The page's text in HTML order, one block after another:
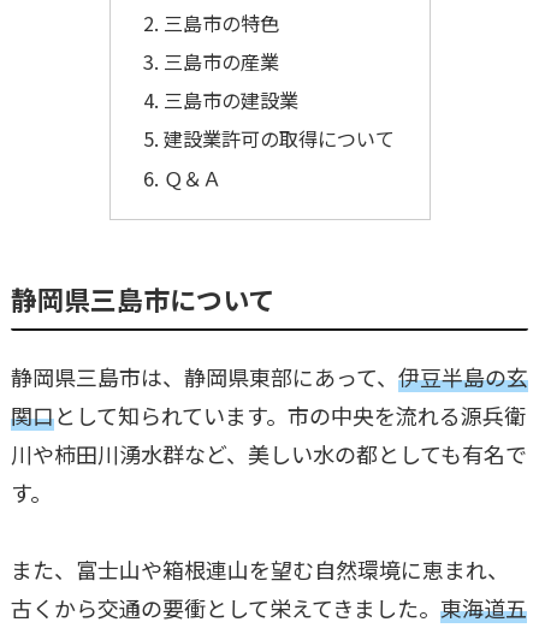
三島市の特色
三島市の産業
三島市の建設業
建設業許可の取得について
Ｑ＆Ａ
静岡県三島市について
静岡県三島市は、静岡県東部にあって、 伊豆半島の玄
関口として知られています。市の中央を流れる源兵衛
川や柿田川湧水群など、美しい水の都としても有名で
す。
また、富士山や箱根連山を望む自然環境に恵まれ、
古くから交通の要衝として栄えてきました。 東海道五